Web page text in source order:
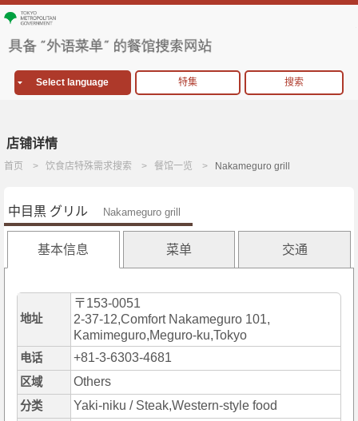
Select language 特集 搜索
店铺详情
首页 饮食店特殊需求搜索 餐馆一览 Nakameguro grill
中目黒 グリル Nakameguro grill
基本信息 菜单 交通
地址
〒153-0051
2-37-12,Comfort Nakameguro 101,
Kamimeguro,Meguro-ku,Tokyo
电话 +81-3-6303-4681
区域 Others
分类 Yaki-niku / Steak,Western-style food